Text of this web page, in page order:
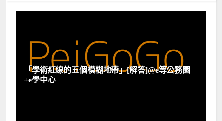
「學術紅線的五個模糊地帶」[解答]@e等公務園
+e學中心